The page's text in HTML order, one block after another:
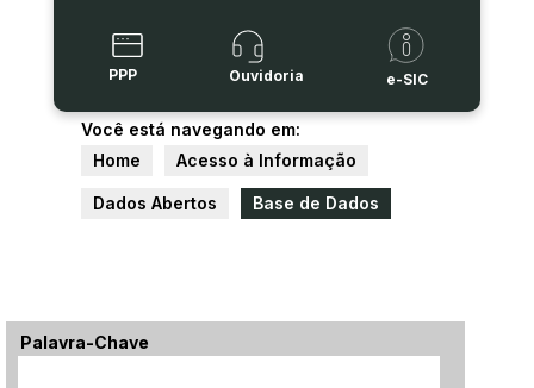
PPP Ouvidoria e-SIC
Você está navegando em:
Home
Acesso à Informação
Dados Abertos Base de Dados
Palavra-Chave